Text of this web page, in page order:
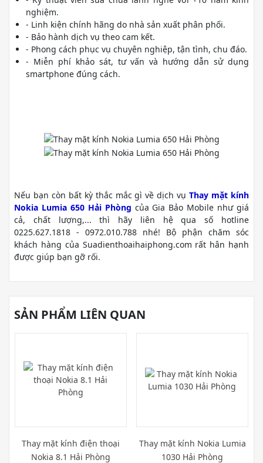
nghiệm.
- Linh kiện chính hãng do nhà sản xuất phân phối.
- Bảo hành dịch vụ theo cam kết.
- Phong cách phục vụ chuyên nghiệp, tận tình, chu đáo.
- Miễn phí khảo sát, tư vấn và hướng dẫn sử dụng
smartphone đúng cách.
Nếu bạn còn bất kỳ thắc mắc gì về dịch vụThay mặt kính
Nokia Lumia 650 Hải Phòng của Gia Bảo Mobile như giá
cả, chất lượng,... thì hãy liên hệ qua số hotline
0225.627.1818 - 0972.010.788 nhé! Bộ phận chăm sóc
khách hàng của Suadienthoaihaiphong.com rất hân hạnh
được giúp bạn gỡ rối.
SẢN PHẨM LIÊN QUAN
Thay mặt kính điện thoại
Nokia 8.1 Hải Phòng
Thay mặt kính Nokia Lumia
1030 Hải Phòng